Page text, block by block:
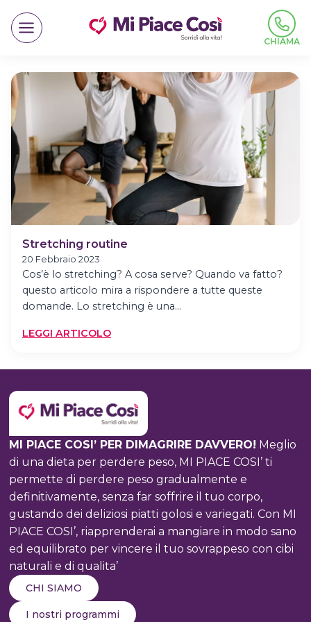
contenuto
CHIAMA
Stretching routine
20 Febbraio 2023
Cos’è lo stretching? A cosa serve? Quando va fatto?
questo articolo mira a rispondere a tutte queste
domande. Lo stretching è una…
LEGGI ARTICOLO:
MI PIACE COSI’ PER DIMAGRIRE DAVVERO! Meglio
di una dieta per perdere peso, MI PIACE COSI’ ti
permette di perdere peso gradualmente e
definitivamente, senza far soffrire il tuo corpo,
gustando dei deliziosi piatti golosi e variegati. Con MI
PIACE COSI’, riapprenderai a mangiare in modo sano
ed equilibrato per vincere il tuo sovrappeso con cibi
naturali e di qualita’
CHI SIAMO
I nostri programmi